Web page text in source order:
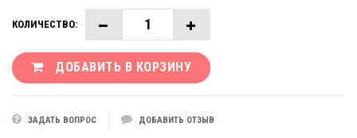
КОЛИЧЕСТВО:
ДОБАВИТЬ В КОРЗИНУ
ЗАДАТЬ ВОПРОС ДОБАВИТЬ ОТЗЫВ